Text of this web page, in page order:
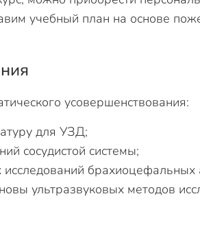
учебный план на основе
усовершенствования:
для УЗД;
сосудистой системы;
исследований брахиоцефальных
ультразвуковых методов